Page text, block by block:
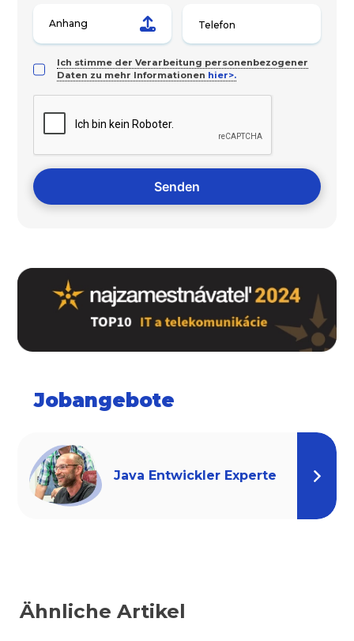
Anhang
Ich stimme der Verarbeitung personenbezogener
Daten zu mehr Informationen hier>.
Jobangebote
Java Entwickler Experte
Ähnliche Artikel